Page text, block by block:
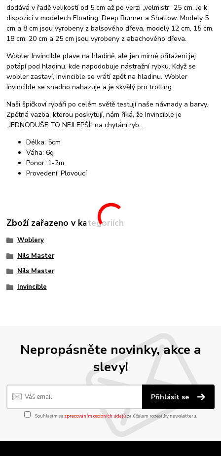
dodává v řadě velikostí od 5 cm až po verzi „velmistr“ 25 cm. Je k
dispozici v modelech Floating, Deep Runner a Shallow. Modely 5
cm a 8 cm jsou vyrobeny z balsového dřeva, modely 12 cm, 15 cm,
18 cm, 20 cm a 25 cm jsou vyrobeny z abachového dřeva.
Wobler Invincible plave na hladině, ale jen mírné přitažení jej
potápí pod hladinu, kde napodobuje nástražní rybku. Když se
wobler zastaví, Invincible se vrátí zpět na hladinu. Wobler
Invincible se snadno nahazuje a je skvělý pro trolling.
Naši špičkoví rybáři po celém světě testují naše návnady a barvy.
Zpětná vazba, kterou poskytují, nám říká, že Invincible je
„JEDNODUŠE TO NEJLEPŠÍ“ na chytání ryb…
Délka: 5cm
Váha: 6g
Ponor: 1-2m
Provedení: Plovoucí
Zboží zařazeno v kategoriích
Woblery
Nils Master
Nils Master
Invincible
Nepropásněte novinky, akce a
slevy!
Přihlásit se
Souhlasím se zpracováním osobních údajůza účelem rozesílky newsletteru.